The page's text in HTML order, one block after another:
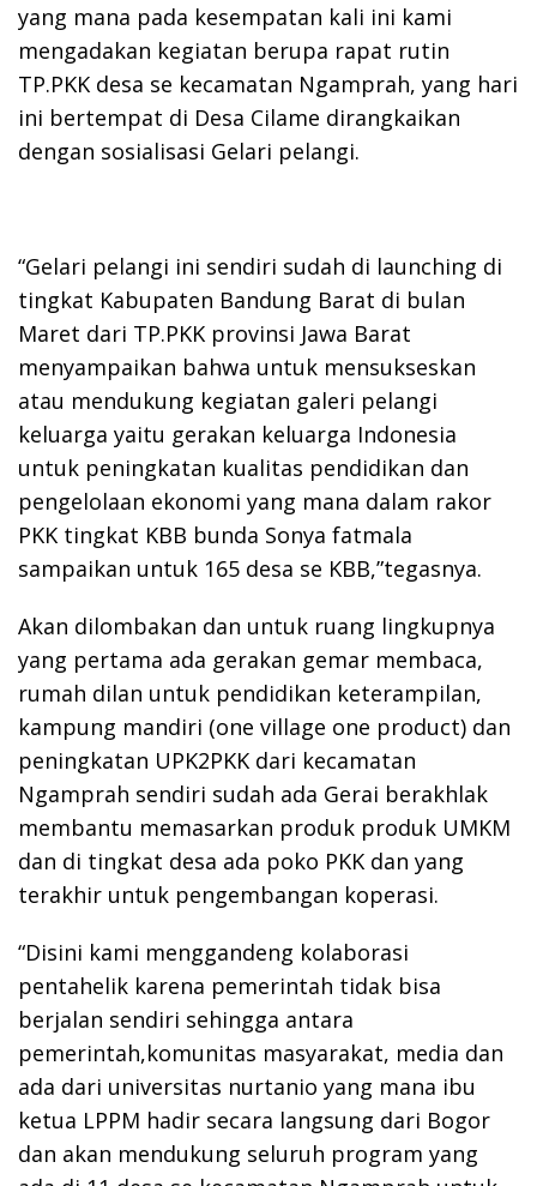
yang mana pada kesempatan kali ini kami
mengadakan kegiatan berupa rapat rutin
TP.PKK desa se kecamatan Ngamprah, yang hari
ini bertempat di Desa Cilame dirangkaikan
dengan sosialisasi Gelari pelangi.
“Gelari pelangi ini sendiri sudah di launching di
tingkat Kabupaten Bandung Barat di bulan
Maret dari TP.PKK provinsi Jawa Barat
menyampaikan bahwa untuk mensukseskan
atau mendukung kegiatan galeri pelangi
keluarga yaitu gerakan keluarga Indonesia
untuk peningkatan kualitas pendidikan dan
pengelolaan ekonomi yang mana dalam rakor
PKK tingkat KBB bunda Sonya fatmala
sampaikan untuk 165 desa se KBB,”tegasnya.
Akan dilombakan dan untuk ruang lingkupnya
yang pertama ada gerakan gemar membaca,
rumah dilan untuk pendidikan keterampilan,
kampung mandiri (one village one product) dan
peningkatan UPK2PKK dari kecamatan
Ngamprah sendiri sudah ada Gerai berakhlak
membantu memasarkan produk produk UMKM
dan di tingkat desa ada poko PKK dan yang
terakhir untuk pengembangan koperasi.
“Disini kami menggandeng kolaborasi
pentahelik karena pemerintah tidak bisa
berjalan sendiri sehingga antara
pemerintah,komunitas masyarakat, media dan
ada dari universitas nurtanio yang mana ibu
ketua LPPM hadir secara langsung dari Bogor
dan akan mendukung seluruh program yang